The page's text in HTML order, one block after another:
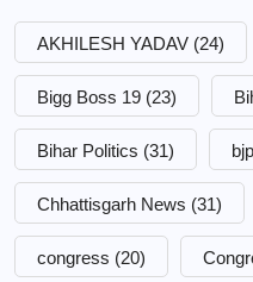
AKHILESH YADAV (24)
Bigg Boss 19 (23)
Bihar Politics (31) bjp
Chhattisgarh News (31)
congress (20)